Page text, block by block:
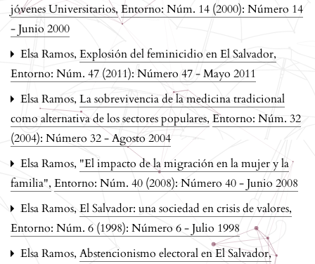
jóvenes Universitarios, Entorno: Núm. 14 (2000): Número 14
- Junio 2000
Elsa Ramos, Explosión del feminicidio en El Salvador,
Entorno: Núm. 47 (2011): Número 47 - Mayo 2011
Elsa Ramos, La sobrevivencia de la medicina tradicional
como alternativa de los sectores populares, Entorno: Núm. 32
(2004): Número 32 - Agosto 2004
Elsa Ramos, "El impacto de la migración en la mujer y la
familia", Entorno: Núm. 40 (2008): Número 40 - Junio 2008
Elsa Ramos, El Salvador: una sociedad en crisis de valores,
Entorno: Núm. 6 (1998): Número 6 - Julio 1998
Elsa Ramos, Abstencionismo electoral en El Salvador,